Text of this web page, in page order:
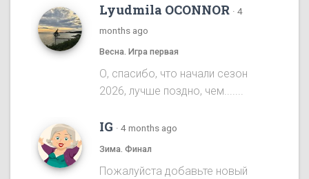
Lyudmila OCONNOR · 4
months ago
Весна. Игра первая
О, спасибо, что начали сезон
2026, лучше поздно, чем.......
IG · 4 months ago
Зима. Финал
Пожалуйста добавьте новый